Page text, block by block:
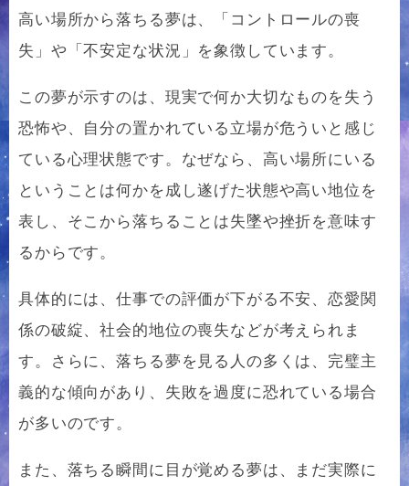
高い場所から落ちる夢は、「コントロールの喪
失」や「不安定な状況」を象徴しています。
この夢が示すのは、現実で何か大切なものを失う
恐怖や、自分の置かれている立場が危ういと感じ
ている心理状態です。なぜなら、高い場所にいる
ということは何かを成し遂げた状態や高い地位を
表し、そこから落ちることは失墜や挫折を意味す
るからです。
具体的には、仕事での評価が下がる不安、恋愛関
係の破綻、社会的地位の喪失などが考えられま
す。さらに、落ちる夢を見る人の多くは、完璧主
義的な傾向があり、失敗を過度に恐れている場合
が多いのです。
また、落ちる瞬間に目が覚める夢は、まだ実際に